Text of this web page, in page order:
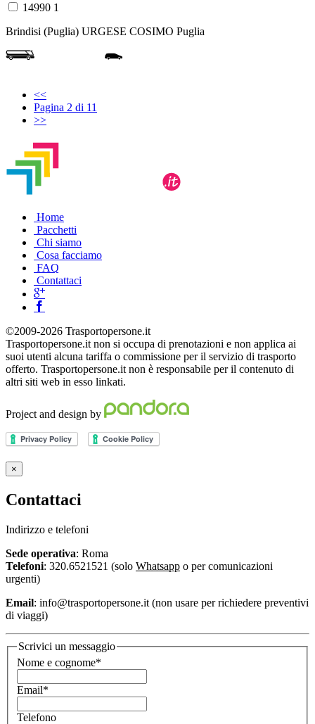
14990 1
Brindisi (Puglia) URGESE COSIMO Puglia
<<
Pagina 2 di 11
>>
Home
Pacchetti
Chi siamo
Cosa facciamo
FAQ
Contattaci
©2009-2026 Trasportopersone.it
Trasportopersone.it non si occupa di prenotazioni e non applica ai
suoi utenti alcuna tariffa o commissione per il servizio di trasporto
offerto. Trasportopersone.it non è responsabile per il contenuto di
altri siti web in esso linkati.
Project and design by
×
Contattaci
Indirizzo e telefoni
Sede operativa: Roma
Telefoni: 320.6521521 (solo Whatsapp o per comunicazioni
urgenti)
Email: info@trasportopersone.it (non usare per richiedere preventivi
di viaggi)
Scrivici un messaggio
Nome e cognome*
Email*
Telefono